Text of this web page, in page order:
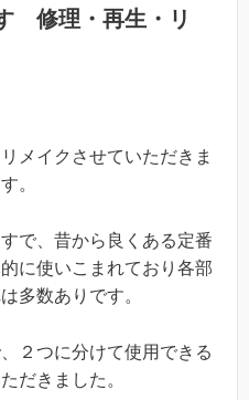
修理・再生・リ
メイクさせていただきま
。
で、昔から良くある定番
に使いこまれており各部
多数ありです。
２つに分けて使用できる
だきました。